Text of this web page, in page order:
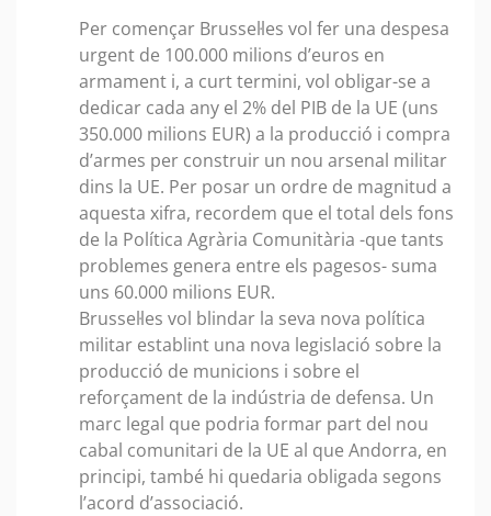
Per començar Brussel·les vol fer una despesa
urgent de 100.000 milions d’euros en
armament i, a curt termini, vol obligar-se a
dedicar cada any el 2% del PIB de la UE (uns
350.000 milions EUR) a la producció i compra
d’armes per construir un nou arsenal militar
dins la UE. Per posar un ordre de magnitud a
aquesta xifra, recordem que el total dels fons
de la Política Agrària Comunitària -que tants
problemes genera entre els pagesos- suma
uns 60.000 milions EUR.
Brussel·les vol blindar la seva nova política
militar establint una nova legislació sobre la
producció de municions i sobre el
reforçament de la indústria de defensa. Un
marc legal que podria formar part del nou
cabal comunitari de la UE al que Andorra, en
principi, també hi quedaria obligada segons
l’acord d’associació.